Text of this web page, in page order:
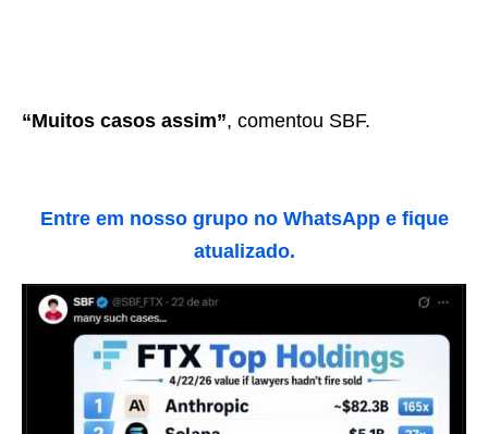
“Muitos casos assim”, comentou SBF.
Entre em nosso grupo no WhatsApp e fique
atualizado.